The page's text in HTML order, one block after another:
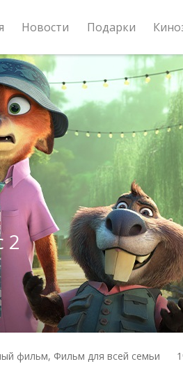
Новости Подарки
2
фильм, Фильм для всей семьи